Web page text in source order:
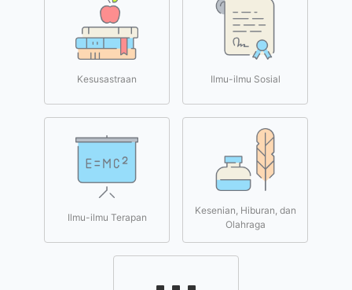
Kesusastraan Ilmu-ilmu Sosial
Ilmu-ilmu Terapan
Kesenian, Hiburan, dan
Olahraga